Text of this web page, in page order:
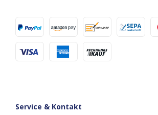
Service & Kontakt